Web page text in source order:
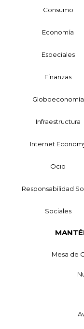
Consumo
Economía
Especiales
Finanzas
Globoeconomía
Infraestructura
Internet
Ocio
Responsabilidad
Sociales
Mesa de